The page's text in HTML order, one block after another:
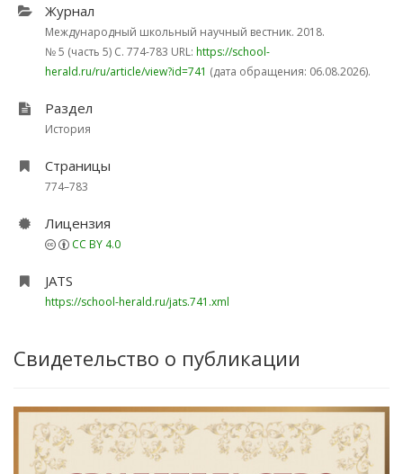
Журнал
Международный школьный научный вестник. 2018.
№ 5 (часть 5) С. 774-783 URL: https://school-
herald.ru/ru/article/view?id=741 (дата обращения: 06.08.2026).
Раздел
История
Страницы
774–783
Лицензия
CC BY 4.0
JATS
https://school-herald.ru/jats.741.xml
Свидетельство о публикации